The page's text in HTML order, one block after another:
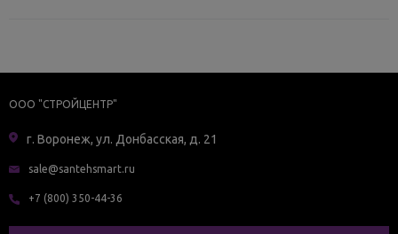
ООО "СТРОЙЦЕНТР"
г. Воронеж, ул. Донбасская, д. 21
sale@santehsmart.ru
+7 (800) 350-44-36